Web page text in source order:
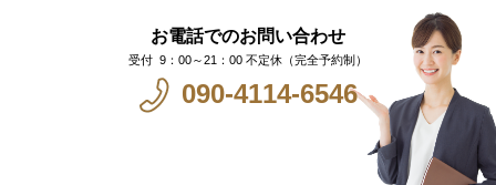
お電話でのお問い合わせ
9：00～21：00 不定休（完全予約制）
090-4114-6546